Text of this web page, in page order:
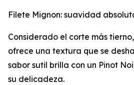
Filete Mignon: suavidad
Considerado el corte más
ofrece una textura que se
sabor sutil brilla con un Pinot
su delicadeza.